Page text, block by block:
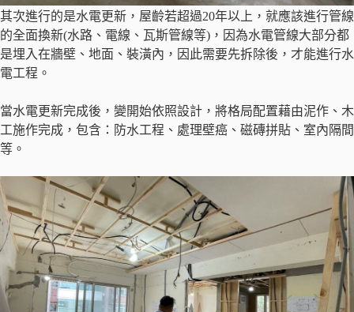
其次進行的是水電更新，屋齡若超過20年以上，就應該進行管線
的全面換新(水路、電線、瓦斯管線等)，因為水電管線大部分都
是埋入在牆壁、地面、裝潢內，因此需要先拆除後，才能進行水
電工程。
當水電更新完成後，變開始依照設計，將格局配置藉由泥作、木
工施作完成，包含：防水工程、處理壁癌、磁磚拼貼、室內隔間
等。